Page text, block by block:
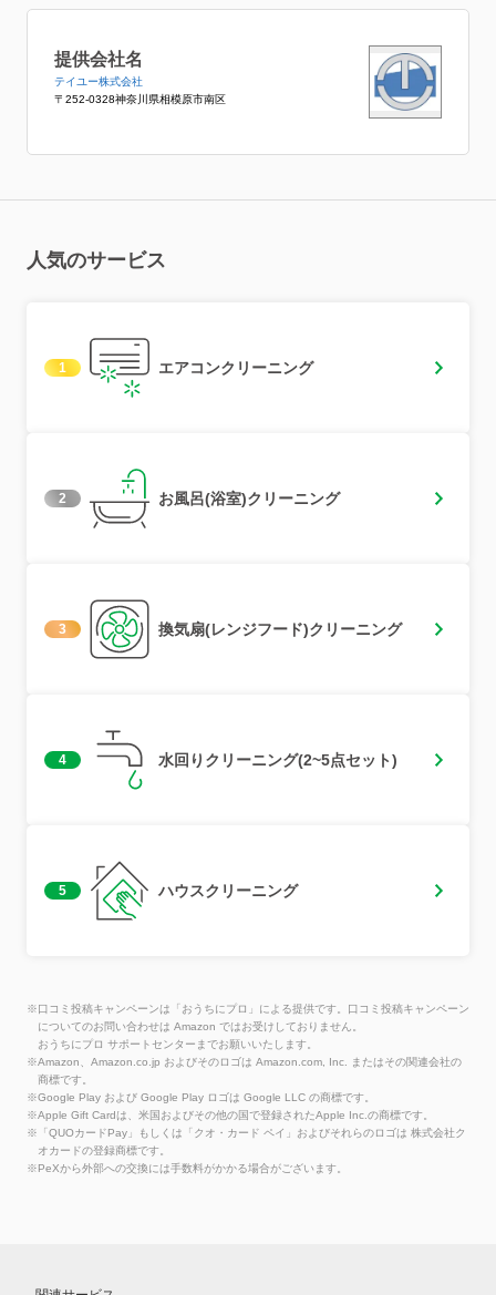
提供会社名
テイユー株式会社
〒252-0328神奈川県相模原市南区
人気のサービス
1 エアコンクリーニング
2 お風呂(浴室)クリーニング
3 換気扇(レンジフード)クリーニング
4 水回りクリーニング(2~5点セット)
5 ハウスクリーニング
※口コミ投稿キャンペーンは「おうちにプロ」による提供です。口コミ投稿キャンペーン
についてのお問い合わせは Amazon ではお受けしておりません。
おうちにプロ サポートセンターまでお願いいたします。
※Amazon、Amazon.co.jp およびそのロゴは Amazon.com, Inc. またはその関連会社の
商標です。
※Google Play および Google Play ロゴは Google LLC の商標です。
※Apple Gift Cardは、米国およびその他の国で登録されたApple Inc.の商標です。
※「QUOカードPay」もしくは「クオ・カード ペイ」およびそれらのロゴは 株式会社ク
オカードの登録商標です。
※PeXから外部への交換には手数料がかかる場合がございます。